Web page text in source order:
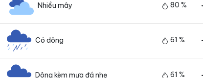
Nhiều mây 80 %
Có dông 61 %
Dông kèm mưa đá nhẹ 61 %